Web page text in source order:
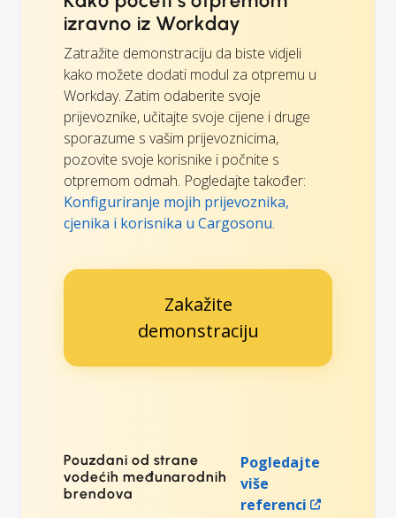
izravno iz Workday
Zatražite demonstraciju da biste vidjeli
kako možete dodati modul za otpremu u
Workday. Zatim odaberite svoje
prijevoznike, učitajte svoje cijene i druge
sporazume s vašim prijevoznicima,
pozovite svoje korisnike i počnite s
otpremom odmah. Pogledajte također:
Konfiguriranje mojih prijevoznika,
cjenika i korisnika u Cargosonu.
Zakažite
demonstraciju
Pouzdani od strane
vodećih međunarodnih
brendova
Pogledajte
više
referenci